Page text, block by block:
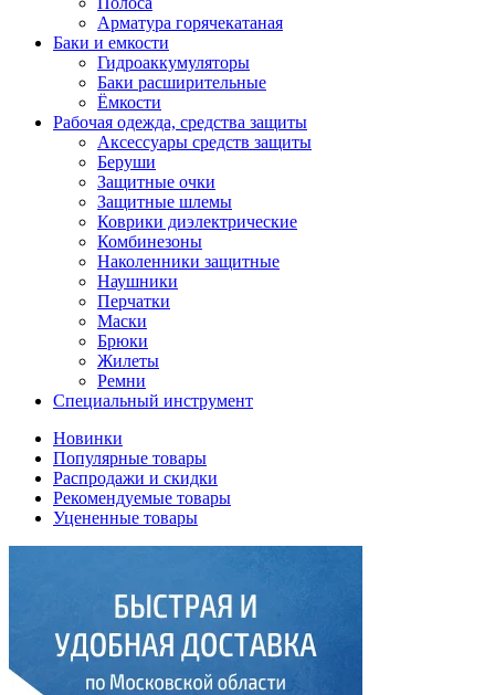
Арматура горячекатаная
Баки и емкости
Гидроаккумуляторы
Баки расширительные
Ёмкости
Рабочая одежда, средства защиты
Аксессуары средств защиты
Беруши
Защитные очки
Защитные шлемы
Коврики диэлектрические
Комбинезоны
Наколенники защитные
Наушники
Перчатки
Маски
Брюки
Жилеты
Ремни
Специальный инструмент
Новинки
Популярные товары
Распродажи и скидки
Рекомендуемые товары
Уцененные товары